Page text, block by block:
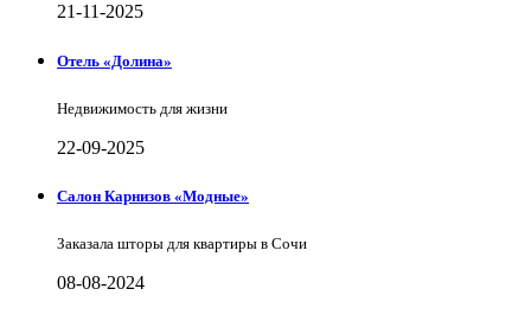
21-11-2025
Отель «Долина»
Недвижимость для жизни
22-09-2025
Салон Карнизов «Модные»
Заказала шторы для квартиры в Сочи
08-08-2024